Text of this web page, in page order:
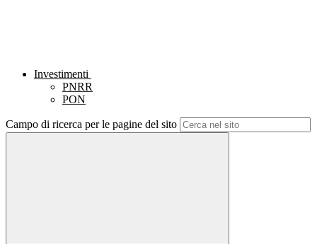
Investimenti
PNRR
PON
Campo di ricerca per le pagine del sito